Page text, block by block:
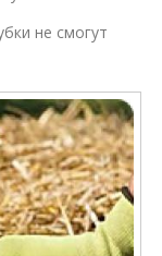
не смогут